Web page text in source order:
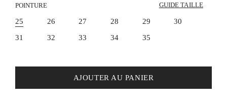
POINTURE
25 26 27 28 29
30
31
32 33 34 35
GUIDE TAILLE
AJOUTER AU PANIER